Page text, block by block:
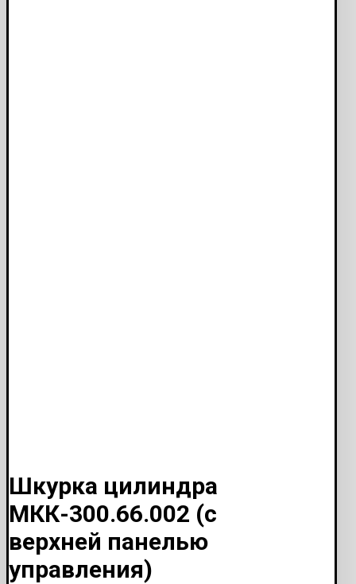
Шкурка цилиндра
МКК-300.66.002 (с
верхней панелью
управления)